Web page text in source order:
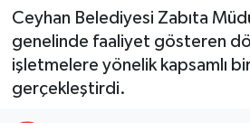
Ceyhan Belediyesi Zabıta
genelinde faaliyet gösteren
işletmelere yönelik kapsamlı
gerçekleştirdi.